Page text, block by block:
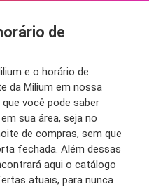
de
e o horário de
da Milium em nossa
você pode saber
sua área, seja no
de compras, sem que
fechada. Além dessas
aqui o catálogo
atuais, para nunca